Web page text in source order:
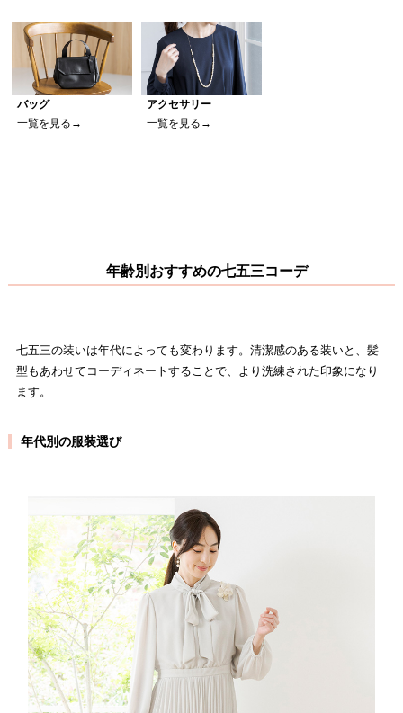
バッグ
一覧を見る→
アクセサリー
一覧を見る→
年齢別おすすめの七五三コーデ
七五三の装いは年代によっても変わります。清潔感のある装いと、髪
型もあわせてコーディネートすることで、より洗練された印象になり
ます。
年代別の服装選び